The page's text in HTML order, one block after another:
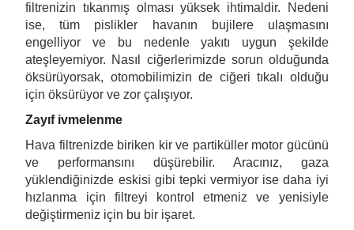
filtrenizin tıkanmış olması yüksek ihtimaldir. Nedeni
ise, tüm pislikler havanın bujilere ulaşmasını
engelliyor ve bu nedenle yakıtı uygun şekilde
ateşleyemiyor. Nasıl ciğerlerimizde sorun olduğunda
öksürüyorsak, otomobilimizin de ciğeri tıkalı olduğu
için öksürüyor ve zor çalışıyor.
Zayıf ivmelenme
Hava filtrenizde biriken kir ve partiküller motor gücünü
ve performansını düşürebilir. Aracınız, gaza
yüklendiğinizde eskisi gibi tepki vermiyor ise daha iyi
hızlanma için filtreyi kontrol etmeniz ve yenisiyle
değiştirmeniz için bu bir işaret.